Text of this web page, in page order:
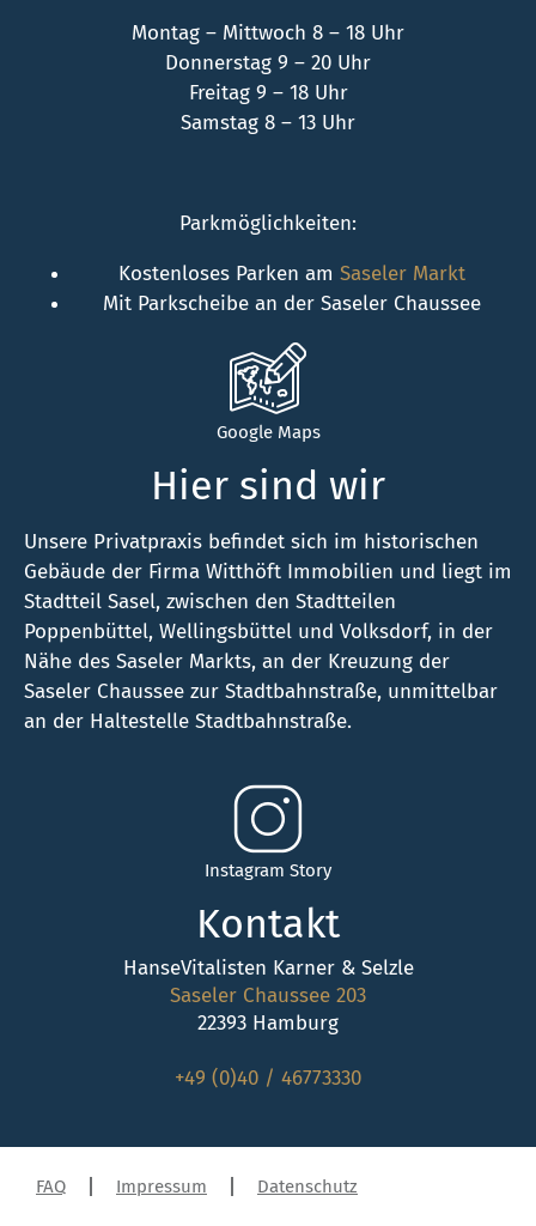
Montag – Mittwoch 8 – 18 Uhr
Donnerstag 9 – 20 Uhr
Freitag 9 – 18 Uhr
Samstag 8 – 13 Uhr
Parkmöglichkeiten:
Kostenloses Parken am Saseler Markt
Mit Parkscheibe an der Saseler Chaussee
Google Maps
Hier sind wir
Unsere Privatpraxis befindet sich im historischen
Gebäude der Firma Witthöft Immobilien und liegt im
Stadtteil Sasel, zwischen den Stadtteilen
Poppenbüttel, Wellingsbüttel und Volksdorf, in der
Nähe des Saseler Markts, an der Kreuzung der
Saseler Chaussee zur Stadtbahnstraße, unmittelbar
an der Haltestelle Stadtbahnstraße.
Instagram Story
Kontakt
HanseVitalisten Karner & Selzle
Saseler Chaussee 203
22393 Hamburg
+49 (0)40 / 46773330
FAQ Impressum Datenschutz